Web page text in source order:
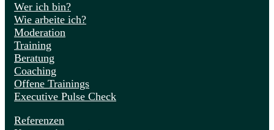
Wer ich bin?
Wie arbeite ich?
Moderation
Training
Beratung
Coaching
Offene Trainings
Executive Pulse Check
Referenzen